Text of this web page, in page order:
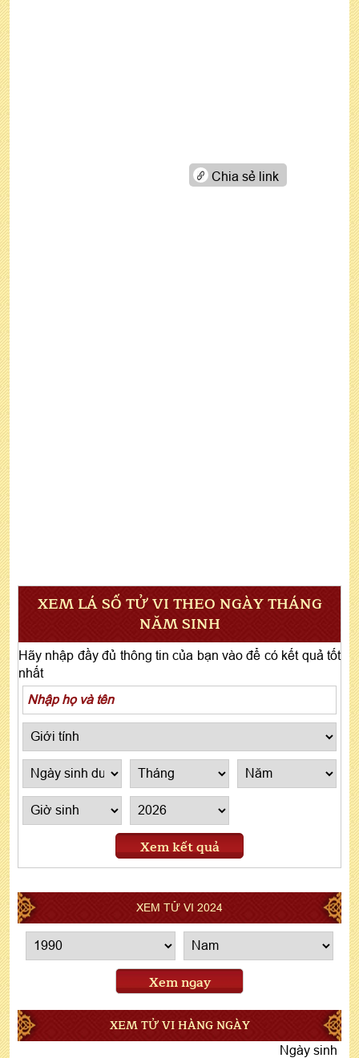
Chia sẻ link
XEM LÁ SỐ TỬ VI THEO NGÀY THÁNG
NĂM SINH
Hãy nhập đầy đủ thông tin của bạn vào để có kết quả tốt
nhất
Xem kết quả
XEM TỬ VI 2024
Xem ngay
XEM TỬ VI HÀNG NGÀY
Ngày sinh